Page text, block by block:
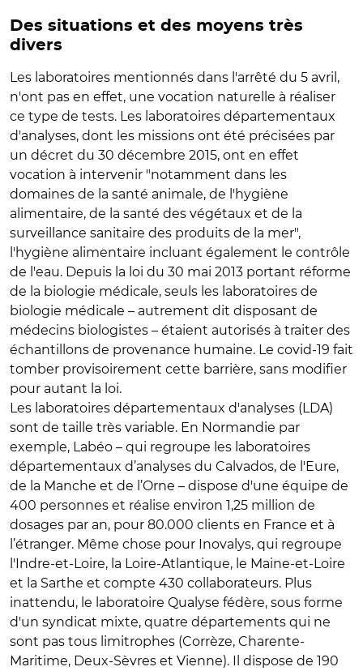
Des situations et des moyens très
divers
Les laboratoires mentionnés dans l'arrêté du 5 avril,
n'ont pas en effet, une vocation naturelle à réaliser
ce type de tests. Les laboratoires départementaux
d'analyses, dont les missions ont été précisées par
un décret du 30 décembre 2015, ont en effet
vocation à intervenir "notamment dans les
domaines de la santé animale, de l'hygiène
alimentaire, de la santé des végétaux et de la
surveillance sanitaire des produits de la mer",
l'hygiène alimentaire incluant également le contrôle
de l'eau. Depuis la loi du 30 mai 2013 portant réforme
de la biologie médicale, seuls les laboratoires de
biologie médicale – autrement dit disposant de
médecins biologistes – étaient autorisés à traiter des
échantillons de provenance humaine. Le covid-19 fait
tomber provisoirement cette barrière, sans modifier
pour autant la loi.
Les laboratoires départementaux d'analyses (LDA)
sont de taille très variable. En Normandie par
exemple, Labéo – qui regroupe les laboratoires
départementaux d’analyses du Calvados, de l'Eure,
de la Manche et de l’Orne – dispose d'une équipe de
400 personnes et réalise environ 1,25 million de
dosages par an, pour 80.000 clients en France et à
l’étranger. Même chose pour Inovalys, qui regroupe
l'Indre-et-Loire, la Loire-Atlantique, le Maine-et-Loire
et la Sarthe et compte 430 collaborateurs. Plus
inattendu, le laboratoire Qualyse fédère, sous forme
d'un syndicat mixte, quatre départements qui ne
sont pas tous limitrophes (Corrèze, Charente-
Maritime, Deux-Sèvres et Vienne). Il dispose de 190